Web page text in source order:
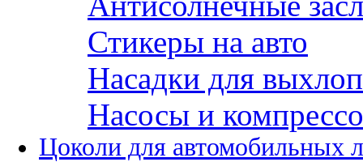
Стикеры на авто
Насадки для
Насосы и
Цоколи для автомобильных